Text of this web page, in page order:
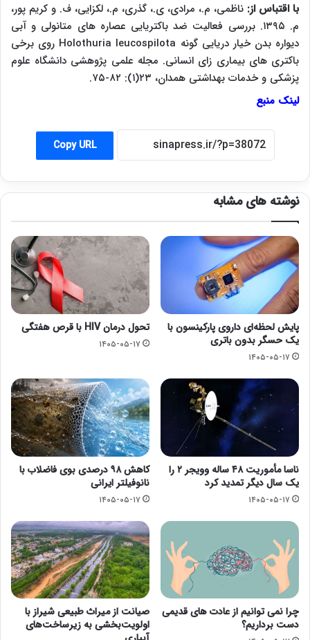
با اقتباس از: ناظمی، م.، مرادی، ی.، گذری، م.، لکزایی، ف. و کریم پور،
م. ۱۳۹۵. بررسی فعالیت ضد باکتریایی عصاره های متانولی و آبی
دیواره بدن خیار دریایی گونه Holothuria leucospilota روی برخی
باکتری های بیماری زای انسانی. مجله علمی پژوهشی دانشگاه علوم
پزشکی و خدمات بهداشتی همدان، ۲۳(۱): ۸۲-۷۵.
لینک منبع
Copy URL
نوشته های مشابه
پایش لحظه‌ای داروی پارکینسون با
یک حسگر بدون باتری
۱۴۰۵-۰۵-۱۷
تحول درمان HIV با قرص هفتگی
۱۴۰۵-۰۵-۱۷
ناسا مأموریت ۴۸ ساله وویجر ۲ را
یک سال دیگر تمدید کرد
۱۴۰۵-۰۵-۱۷
کاهش ۹۸ درصدی بوی فاضلاب با
نانوفیلتر ایرانی
۱۴۰۵-۰۵-۱۷
چرا نمی توانیم از عادت های قدیمی
دست برداریم؟
صیانت از میراث طبیعی شیراز با
اولویت‌بخشی به زیرساخت‌های